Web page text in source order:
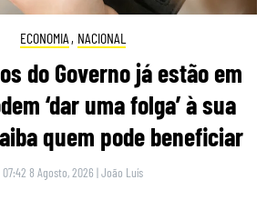
ECONOMIA , NACIONAL
do Governo já estão em
‘dar uma folga’ à sua
quem pode beneficiar
07:42 8 Agosto, 2026 |João Luís